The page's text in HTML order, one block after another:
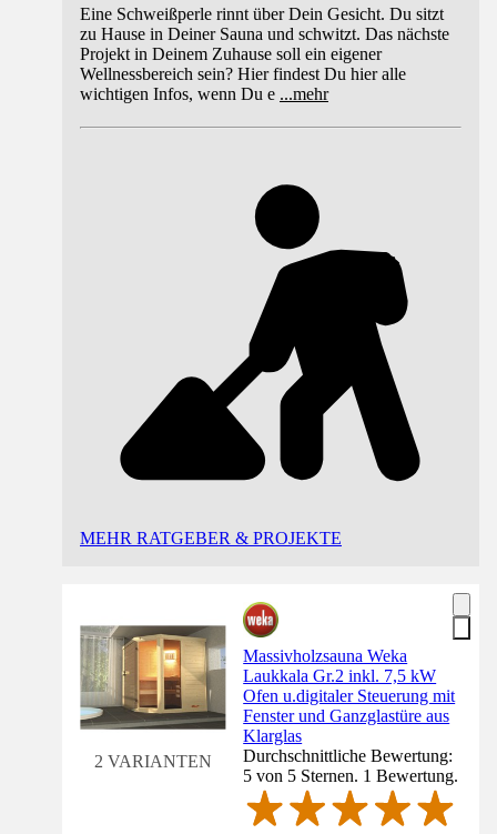
Eine Schweißperle rinnt über Dein Gesicht. Du sitzt
zu Hause in Deiner Sauna und schwitzt. Das nächste
Projekt in Deinem Zuhause soll ein eigener
Wellnessbereich sein? Hier findest Du hier alle
wichtigen Infos, wenn Du e ...mehr
MEHR RATGEBER & PROJEKTE
2 VARIANTEN
Massivholzsauna Weka
Laukkala Gr.2 inkl. 7,5 kW
Ofen u.digitaler Steuerung mit
Fenster und Ganzglastüre aus
Klarglas
Durchschnittliche Bewertung:
5 von 5 Sternen. 1 Bewertung.